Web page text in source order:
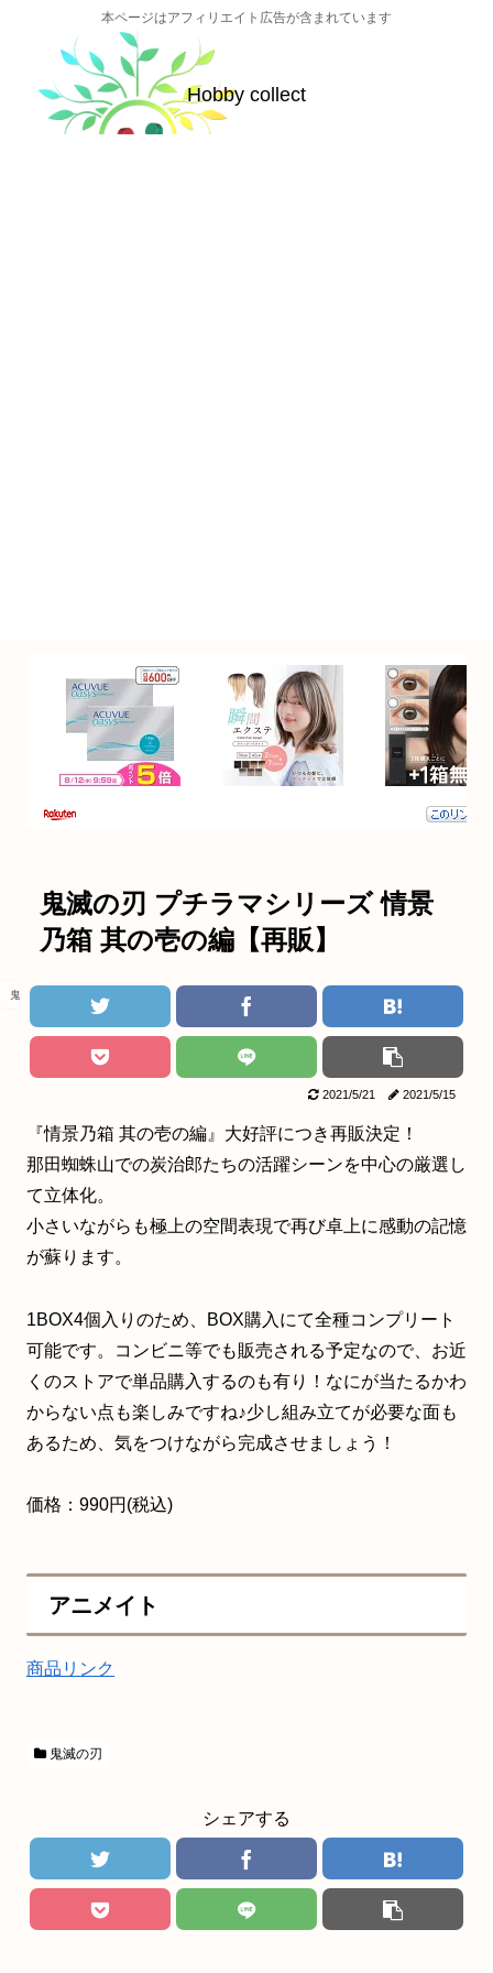
本ページはアフィリエイト広告が含まれています
Hobby collect
鬼滅の刃 プチラマシリーズ 情景
乃箱 其の壱の編【再販】
鬼滅の刃
2021/5/21 2021/5/15
『情景乃箱 其の壱の編』大好評につき再販決定！
那田蜘蛛山での炭治郎たちの活躍シーンを中心の厳選し
て立体化。
小さいながらも極上の空間表現で再び卓上に感動の記憶
が蘇ります。
1BOX4個入りのため、BOX購入にて全種コンプリート
可能です。コンビニ等でも販売される予定なので、お近
くのストアで単品購入するのも有り！なにが当たるかわ
からない点も楽しみですね♪少し組み立てが必要な面も
あるため、気をつけながら完成させましょう！
価格：990円(税込)
アニメイト
商品リンク
鬼滅の刃
シェアする